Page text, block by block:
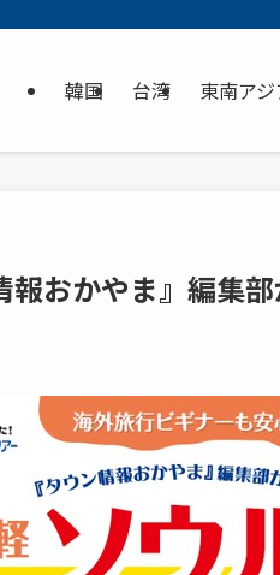
韓国 台湾 東南アジ
報おかやま』編集